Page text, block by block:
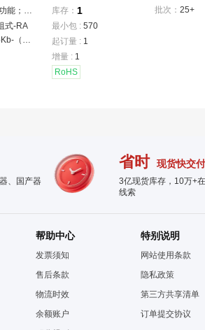
写使能锁存功能；块保护功能；上电/掉电/欠压数据保护功能；写入保护功能
式-RA
（32
库存： 1
最小包 :570
起订量 : 1
增量 : 1
RoHS
批次： 25+
、国产器
省时 现货快交
3亿现货库存，10万+
线索
帮助中心
发票须知
售后条款
物流时效
余额账户
特别说明
网站使用条款
隐私政策
第三方共享清单
订单提交协议